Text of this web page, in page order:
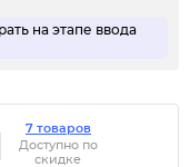
на этапе ввода
7 товаров
Доступно по
скидке